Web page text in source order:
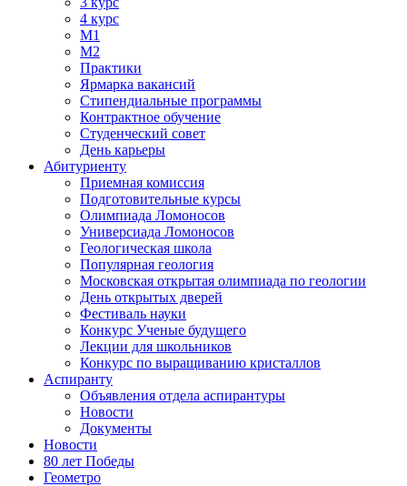
4 курс
М1
М2
Практики
Ярмарка вакансий
Стипендиальные программы
Контрактное обучение
Студенческий совет
День карьеры
Абитуриенту
Приемная комиссия
Подготовительные курсы
Олимпиада Ломоносов
Универсиада Ломоносов
Геологическая школа
Популярная геология
Московская открытая олимпиада по геологии
День открытых дверей
Фестиваль науки
Конкурс Ученые будущего
Лекции для школьников
Конкурс по выращиванию кристаллов
Аспиранту
Объявления отдела аспирантуры
Новости
Документы
Новости
80 лет Победы
Геометро